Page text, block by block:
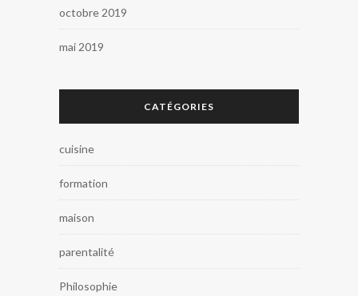
octobre 2019
mai 2019
CATÉGORIES
cuisine
formation
maison
parentalité
Philosophie